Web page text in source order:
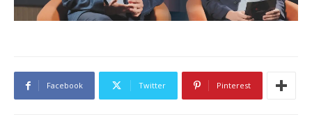
Facebook Twitter Pinterest